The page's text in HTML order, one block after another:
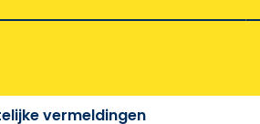
vermeldingen